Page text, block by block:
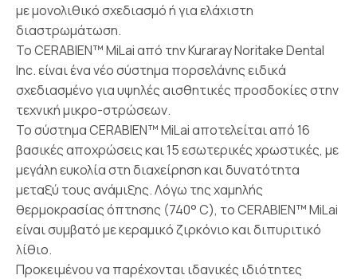
με μονολιθικό σχεδιασμό ή για ελάχιστη
διαστρωμάτωση.
Το CERABIEN™ MiLai από την Kuraray Noritake Dental
Inc. είναι ένα νέο σύστημα πορσελάνης ειδικά
σχεδιασμένο για υψηλές αισθητικές προσδοκίες στην
τεχνική μικρο-στρώσεων.
Το σύστημα CERABIEN™ MiLai αποτελείται από 16
βασικές αποχρώσεις και 15 εσωτερικές χρωστικές, με
μεγάλη ευκολία στη διαχείρηση και δυνατότητα
μεταξύ τους ανάμιξης. Λόγω της χαμηλής
θερμοκρασίας όπτησης (740° C), το CERABIEN™ MiLai
είναι συμβατό με κεραμικό ζιρκόνιο και διπυριτικό
λίθιο.
Προκειμένου να παρέχονται ιδανικές ιδιότητες